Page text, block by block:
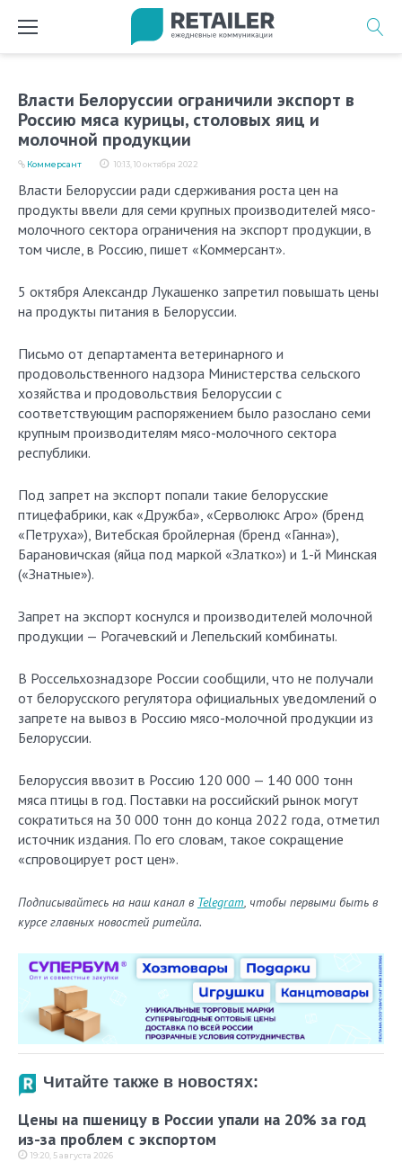
Власти Белоруссии ограничили экспорт в
Россию мяса курицы, столовых яиц и
молочной продукции
10:13, 10 октября 2022
Коммерсант
Власти Белоруссии ради сдерживания роста цен на
продукты ввели для семи крупных производителей мясо-
молочного сектора ограничения на экспорт продукции, в
том числе, в Россию, пишет «Коммерсант».
5 октября Александр Лукашенко запретил повышать цены
на продукты питания в Белоруссии.
Письмо от департамента ветеринарного и
продовольственного надзора Министерства сельского
хозяйства и продовольствия Белоруссии с
соответствующим распоряжением было разослано семи
крупным производителям мясо-молочного сектора
республики.
Под запрет на экспорт попали такие белорусские
птицефабрики, как «Дружба», «Серволюкс Агро» (бренд
«Петруха»), Витебская бройлерная (бренд «Ганна»),
Барановичская (яйца под маркой «Златко») и 1-й Минская
(«Знатные»).
Запрет на экспорт коснулся и производителей молочной
продукции — Рогачевский и Лепельский комбинаты.
В Россельхознадзоре России сообщили, что не получали
от белорусского регулятора официальных уведомлений о
запрете на вывоз в Россию мясо-молочной продукции из
Белоруссии.
Белоруссия ввозит в Россию 120 000 — 140 000 тонн
мяса птицы в год. Поставки на российский рынок могут
сократиться на 30 000 тонн до конца 2022 года, отметил
источник издания. По его словам, такое сокращение
«спровоцирует рост цен».
Подписывайтесь на наш канал в Telegram, чтобы первыми быть в
курсе главных новостей ритейла.
Читайте также в новостях:
Цены на пшеницу в России упали на 20% за год
из-за проблем с экспортом
19:20, 5 августа 2026